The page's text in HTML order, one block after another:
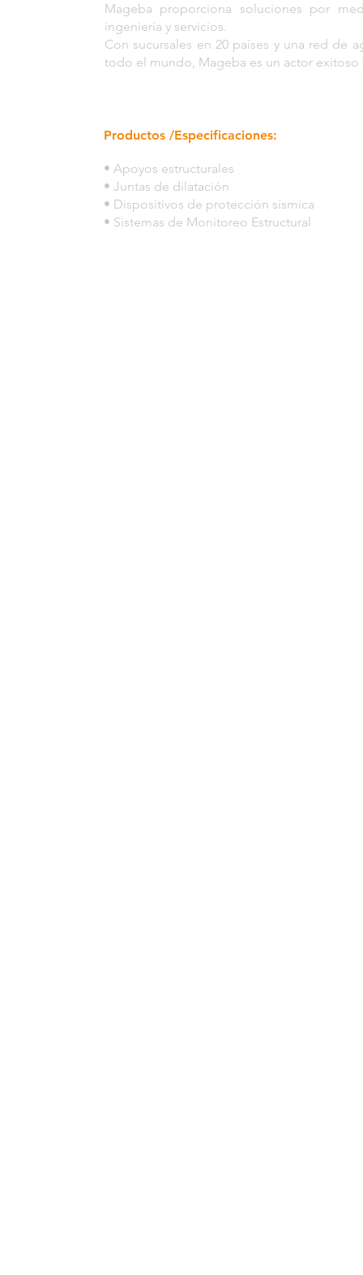
Mageba proporciona soluciones por
ingeniería y servicios.
Con sucursales en 20 países y una red de
todo el mundo, Mageba es un actor
Productos /Especificaciones:
• Apoyos estructurales
• Juntas de dilatación
• Dispositivos de protección sísmica
• Sistemas de Monitoreo Estructural